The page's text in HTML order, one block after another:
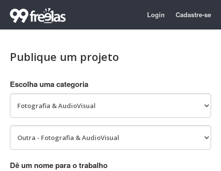
Login Cadastre-se
Publique um projeto
Escolha uma categoria
Dê um nome para o trabalho